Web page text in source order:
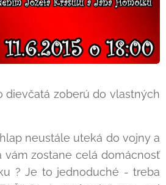
dievčatá zoberú do vlastných
neustále uteká do vojny a
vám zostane celá domácnosť
? Je to jednoduché - treba